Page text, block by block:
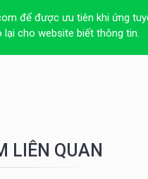
để được ưu tiên khi ứng
lại cho website biết thông tin.
LIÊN QUAN